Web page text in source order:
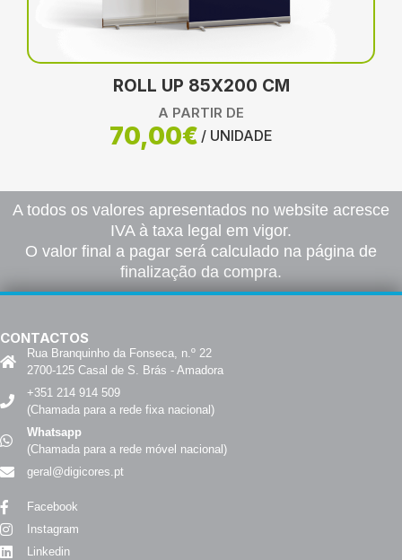
ROLL UP 85X200 CM
A PARTIR DE
70,00€ / UNIDADE
A todos os valores apresentados no website acresce
IVA à taxa legal em vigor.
O valor final a pagar será calculado na página de
finalização da compra.
CONTACTOS
Rua Branquinho da Fonseca, n.º 22
2700-125 Casal de S. Brás - Amadora
+351 214 914 509
(Chamada para a rede fixa nacional)
Whatsapp
(Chamada para a rede móvel nacional)
geral@digicores.pt
Facebook
Instagram
Linkedin